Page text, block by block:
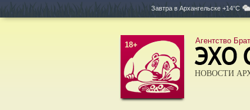
Завтра в Архангельске +14°C
18+ Агентство
НОВОСТИ